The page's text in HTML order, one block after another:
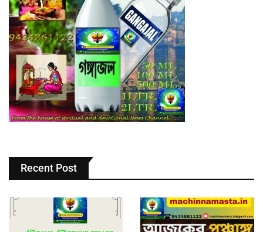
Recent Post